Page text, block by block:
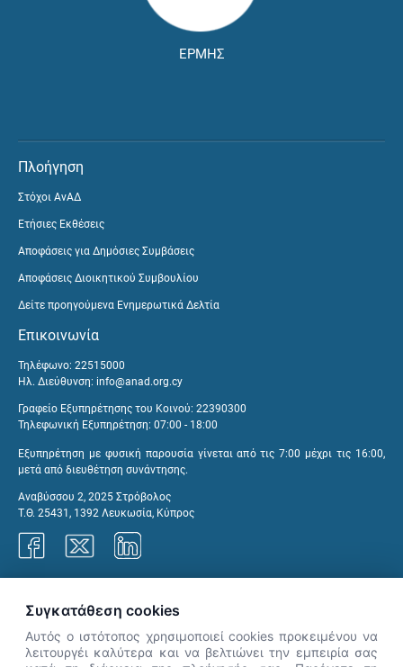
ΕΡΜΗΣ
Πλοήγηση
Στόχοι ΑνΑΔ
Ετήσιες Εκθέσεις
Αποφάσεις για Δημόσιες Συμβάσεις
Αποφάσεις Διοικητικού Συμβουλίου
Δείτε προηγούμενα Ενημερωτικά Δελτία
Επικοινωνία
Τηλέφωνο: 22515000
Ηλ. Διεύθυνση: info@anad.org.cy
Γραφείο Εξυπηρέτησης του Κοινού: 22390300
Τηλεφωνική Εξυπηρέτηση: 07:00 - 18:00
Εξυπηρέτηση με φυσική παρουσία γίνεται από τις 7:00 μέχρι τις 16:00,
μετά από διευθέτηση συνάντησης.
Αναβύσσου 2, 2025 Στρόβολος
Τ.Θ. 25431, 1392 Λευκωσία, Κύπρος
Συγκατάθεση cookies
Αυτός ο ιστότοπος χρησιμοποιεί cookies προκειμένου να
λειτουργέι καλύτερα και να βελτιώνει την εμπειρία σας